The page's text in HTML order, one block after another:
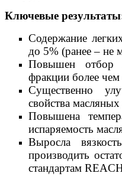
Ключевые
Содержание
до 5% (ранее – не
Повышен отбор
фракции более
Существенно
свойства
Повышена
испаряемость
Выросла
производить
стандартам